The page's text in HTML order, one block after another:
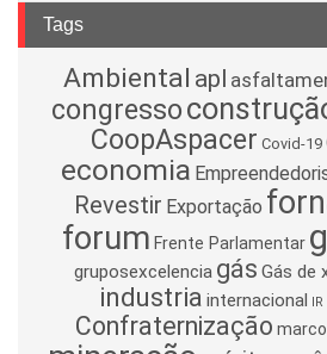
Tags
Ambiental apl
congresso
CoopAspacer Covid-19
economia
Revestir Exportação
forum Frente Parlamentar
gruposexcelencia gás Gás de
industria internacional IR
Confraternização marco